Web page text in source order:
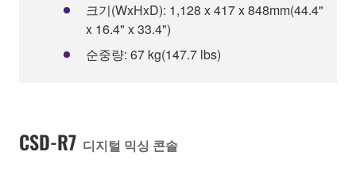
크기(WxHxD): 1,128 x 417 x 848mm(44.4"
x 16.4" x 33.4")
순중량: 67 kg(147.7 lbs)
CSD-R7 디지털 믹싱 콘솔